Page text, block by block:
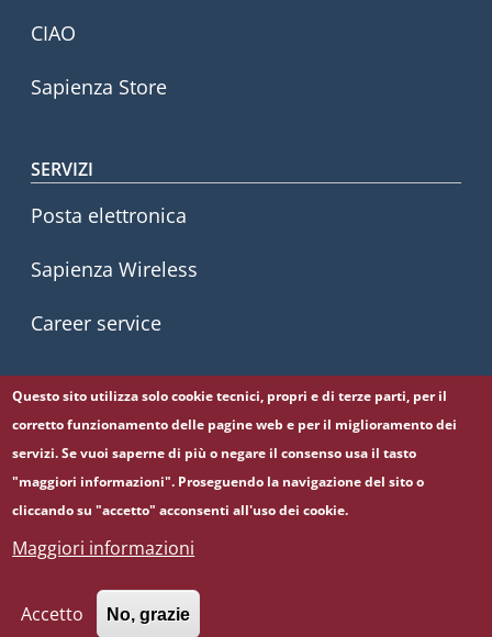
CIAO
Sapienza Store
SERVIZI
Posta elettronica
Sapienza Wireless
Career service
Seguici su
Facebook
TwitterYouTube
© Sapienza Università di Roma - Piazzale Aldo Moro 5,
02133771002
Questo sito utilizza solo cookie tecnici, propri e di terze parti, per il
corretto funzionamento delle pagine web e per il miglioramento dei
servizi. Se vuoi saperne di più o negare il consenso usa il tasto
"maggiori informazioni". Proseguendo la navigazione del sito o
cliccando su "accetto" acconsenti all'uso dei cookie.
Maggiori informazioni
Accetto No, grazie